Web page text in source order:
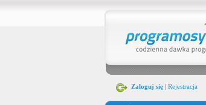
Zaloguj się| Rejestracja